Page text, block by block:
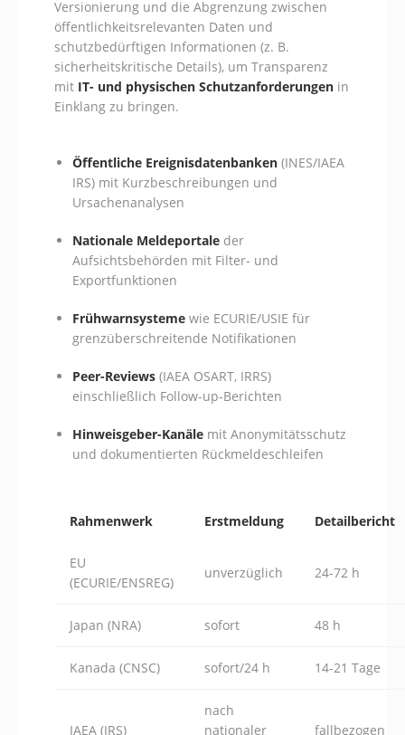
Versionierung und die Abgrenzung zwischen
öffentlichkeitsrelevanten Daten und
schutzbedürftigen Informationen (z. B.
sicherheitskritische Details), um Transparenz
mit IT- und physischen Schutzanforderungen in
Einklang zu bringen.
Öffentliche Ereignisdatenbanken (INES/IAEA
IRS) mit Kurzbeschreibungen und
Ursachenanalysen
Nationale Meldeportale der
Aufsichtsbehörden mit Filter- und
Exportfunktionen
Frühwarnsysteme wie ECURIE/USIE für
grenzüberschreitende Notifikationen
Peer-Reviews (IAEA OSART, IRRS)
einschließlich Follow-up-Berichten
Hinweisgeber-Kanäle mit Anonymitätsschutz
und dokumentierten Rückmeldeschleifen
Rahmenwerk Erstmeldung Detailbericht
EU
(ECURIE/ENSREG)
unverzüglich 24-72 h
Japan (NRA) sofort 48 h
Kanada (CNSC) sofort/24 h 14-21 Tage
IAEA (IRS)
nach
nationaler
fallbezogen